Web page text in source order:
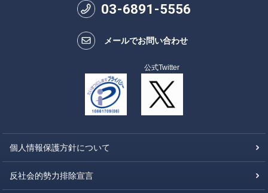
03-6891-5556
メールでお問い合わせ
公式Twitter
個人情報保護方針について
反社会的勢力排除宣言